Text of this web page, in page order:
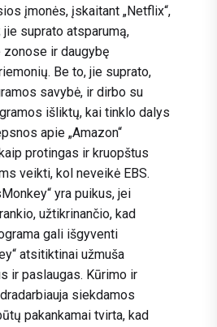
įmonės, įskaitant „Netflix“,
suprato atsparumą,
ir daugybę
Be to, jie suprato,
savybė, ir dirbo su
išliktų, kai tinklo dalys
apie „Amazon“
protingas ir kruopštus
veikti, kol neveikė EBS.
yra puikus, jei
užtikrinančio, kad
gali išgyventi
atsitiktinai užmuša
ir paslaugas. Kūrimo ir
siekdamos
pakankamai tvirta, kad